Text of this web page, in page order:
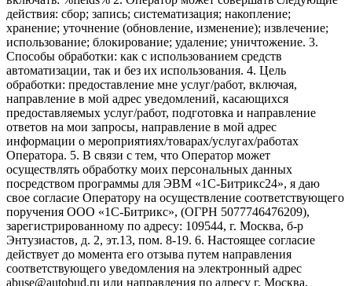
действия: сбор; запись; систематизация; накопление;
хранение; уточнение (обновление, изменение); извлечение;
использование; блокирование; удаление; уничтожение. 3.
Способы обработки: как с использованием средств
автоматизации, так и без их использования. 4. Цель
обработки: предоставление мне услуг/работ, включая,
направление в мой адрес уведомлений, касающихся
предоставляемых услуг/работ, подготовка и направление
ответов на мои запросы, направление в мой адрес
информации о мероприятиях/товарах/услугах/работах
Оператора. 5. В связи с тем, что Оператор может
осуществлять обработку моих персональных данных
посредством программы для ЭВМ «1С-Битрикс24», я даю
свое согласие Оператору на осуществление соответствующего
поручения ООО «1С-Битрикс», (ОГРН 5077746476209),
зарегистрированному по адресу: 109544, г. Москва, б-р
Энтузиастов, д. 2, эт.13, пом. 8-19. 6. Настоящее согласие
действует до момента его отзыва путем направления
соответствующего уведомления на электронный адрес
abuse@autobud.ru или направления по адресу г. Москва,